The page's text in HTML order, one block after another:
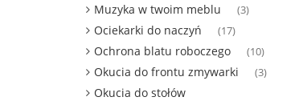
Muzyka w twoim meblu (3)
Ociekarki do naczyń (17)
Ochrona blatu roboczego (10)
Okucia do frontu zmywarki (3)
Okucia do stołów